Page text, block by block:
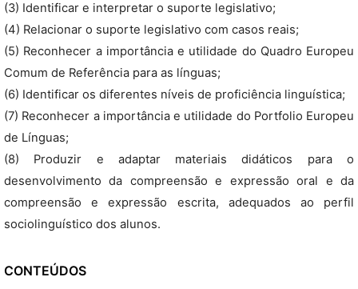
(3) Identificar e interpretar o suporte legislativo;
(4) Relacionar o suporte legislativo com casos reais;
(5) Reconhecer a importância e utilidade do Quadro Europeu
Comum de Referência para as línguas;
(6) Identificar os diferentes níveis de proficiência linguística;
(7) Reconhecer a importância e utilidade do Portfolio Europeu
de Línguas;
(8) Produzir e adaptar materiais didáticos para o
desenvolvimento da compreensão e expressão oral e da
compreensão e expressão escrita, adequados ao perfil
sociolinguístico dos alunos.
CONTEÚDOS